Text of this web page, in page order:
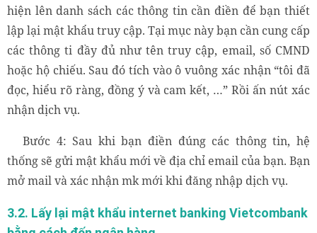
hiện lên danh sách các thông tin cần điền để bạn thiết
lập lại mật khẩu truy cập. Tại mục này bạn cần cung cấp
các thông ti đầy đủ như tên truy cập, email, số CMND
hoặc hộ chiếu. Sau đó tích vào ô vuông xác nhận “tôi đã
đọc, hiểu rõ ràng, đồng ý và cam kết, …” Rồi ấn nút xác
nhận dịch vụ.
Bước 4: Sau khi bạn điền đúng các thông tin, hệ
thống sẽ gửi mật khẩu mới về địa chỉ email của bạn. Bạn
mở mail và xác nhận mk mới khi đăng nhập dịch vụ.
3.2. Lấy lại mật khẩu internet banking Vietcombank